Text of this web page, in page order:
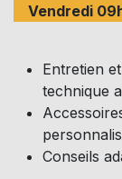
Vendredi
Entretien
technique
Conseils